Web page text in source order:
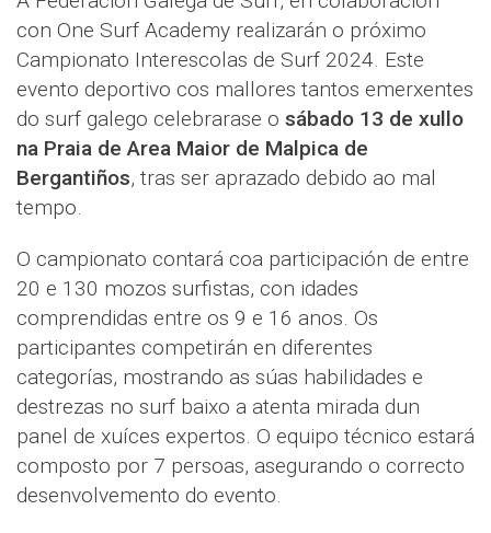
con One Surf Academy realizarán o próximo
Campionato Interescolas de Surf 2024. Este
evento deportivo cos mallores tantos emerxentes
do surf galego celebrarase o sábado 13 de xullo
na Praia de Area Maior de Malpica de
Bergantiños, tras ser aprazado debido ao mal
tempo.
O campionato contará coa participación de entre
20 e 130 mozos surfistas, con idades
comprendidas entre os 9 e 16 anos. Os
participantes competirán en diferentes
categorías, mostrando as súas habilidades e
destrezas no surf baixo a atenta mirada dun
panel de xuíces expertos. O equipo técnico estará
composto por 7 persoas, asegurando o correcto
desenvolvemento do evento.